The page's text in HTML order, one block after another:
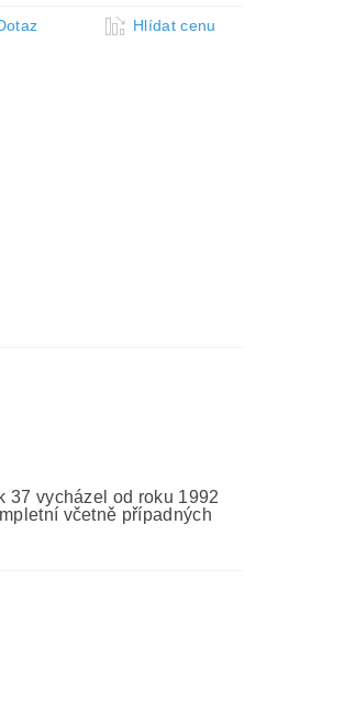
Hlídat cenu
37 vycházel od roku 1992
včetně případných